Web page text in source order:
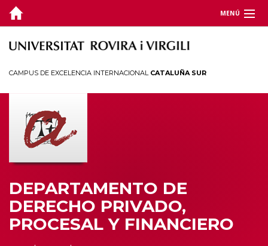
MENÚ
DEPARTAMENTO
INVESTIGACIÓN
JORNADAS Y CONGRESOS
TERRITORIO
CAMPUS DE EXCELENCIA INTERNACIONAL CATALUÑA SUR
DEPARTAMENTO DE
DERECHO PRIVADO,
PROCESAL Y FINANCIERO